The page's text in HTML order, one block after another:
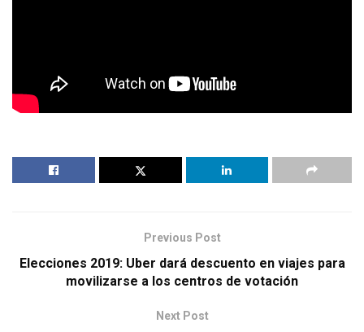
Previous Post
Elecciones 2019: Uber dará descuento en viajes para
movilizarse a los centros de votación
Next Post